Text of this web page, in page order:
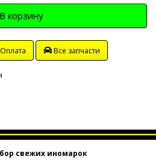
В корзину
Оплата Все запчасти
свежих иномарок